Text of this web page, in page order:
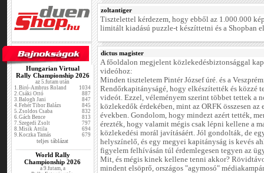
Hungarian Virtual
Rally Championship 2026
az 5.futam után
1.Biró-Ambrus Roland
1034
2.Csáki Ottó
887
3.Balogh Jani
847
4.Fehér Tibor Balázs
845
5.Zsoldos Csaba
832
6.Gách Bence
813
7.Szegedi Zsolt
797
8.Misik Attila
694
9.Koczka Tamás 679
teljes táblázat
World Rally
Championship 2026
a 9.futam, a
zoltantiger
Tisztelettel kérdezem, hogy ebből az 1.000.000
limitált kiadású puzzle-t készíttetni és a Shopban
dictus magister
A főoldalon megjelent közlekedésbiztonsággal
videóhoz:
Minden tiszteletem Pintér József úré. és a
Rendőrkapitányságé, hogy elkészítették és közzé
videót. Ezzel, véleményem szerint többet tettek a
közlekedők érdekében, mint az ORFK összesen az
években. Gondolom, hogy mindezt azért tették,
érezték, hogy valamit mégis csak lépni kellene a
közlekedési morál javításáért. Jól gondolták, de
helyszínelő, és egy megyei kapitányság is kevés
figyelem felhívásán túl érdemlegesen tegyen az
Mit, és mégis kinek kellene tenni akkor?
mindent elsöprő, országos "agymosó"